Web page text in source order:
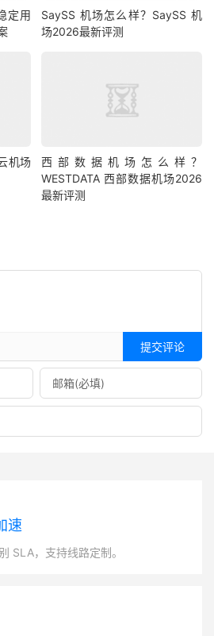
定用
SaySS 机场怎么样？SaySS 机
场2026最新评测
机场
西部数据机场怎么样？
WESTDATA 西部数据机场2026
最新评测
提交评论
速
SLA，支持线路定制。